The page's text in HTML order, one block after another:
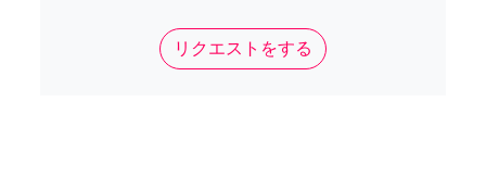
リクエストをする